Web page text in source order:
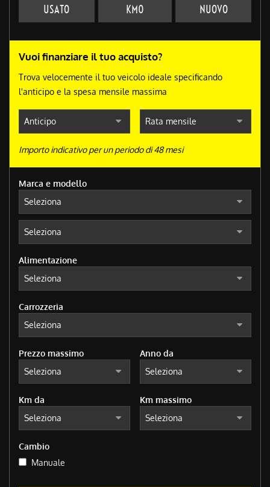
USATO KM0 NUOVO
Vuoi finanziare il tuo acquisto?
Trova velocemente il tuo veicolo ideale specificando
l'anticipo e la spesa mensile massima
Importo indicativo per un periodo di 48 mesi
Marca e modello
Alimentazione
Carrozzeria
Prezzo massimo Anno da
Km da Km massimo
Cambio
Manuale